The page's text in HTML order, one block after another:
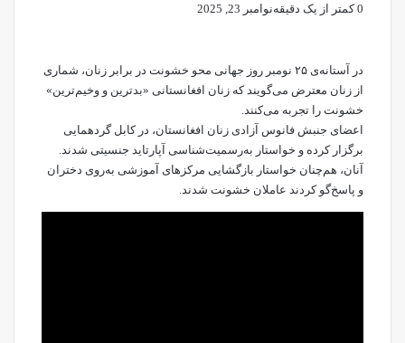
نوامبر 23, 2025 0کمتر از یک دقیقه
در آستانه‌ی ۲۵ نومبر روز جهانی محو خشونت در برابر زنان، شماری
از زنان معترض می‌گویند که زنان افغانستانی «بدترین و وخیم‌ترین»
خشونت را تجربه می‌کنند.
اعضای جنبش فانوس آزادی زنان افغانستان، در کابل گردهمایی
برگزار کرده و خواستار به‌رسمیت‌شناسی آپارتاید جنسیتی شدند.
آنان، هم‌چنان خواستار بازگشایی مرکزهای آموزشی به‌روی دختران
و پاسخ‌گو کردند عاملان خشونت شدند.